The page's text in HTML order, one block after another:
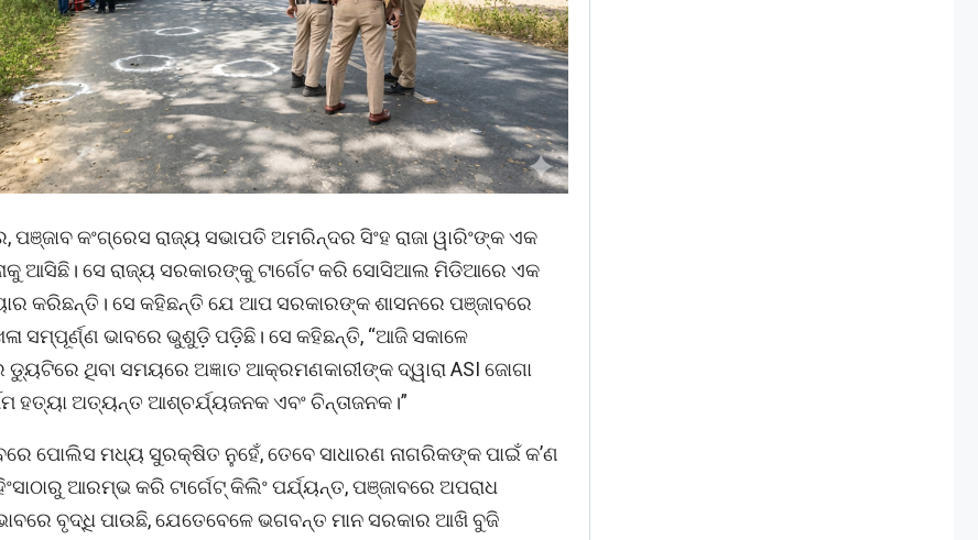
ପଞ୍ଜାବ କଂଗ୍ରେସ ରାଜ୍ୟ ସଭାପତି ଅମରିନ୍ଦର ସିଂହ ରାଜା ୱାରିଂଙ୍କ ଏକ
ଆସିଛି। ସେ ରାଜ୍ୟ ସରକାରଙ୍କୁ ଟାର୍ଗେଟ କରି ସୋସିଆଲ ମିଡିଆରେ ଏକ
କରିଛନ୍ତି। ସେ କହିଛନ୍ତି ଯେ ଆପ ସରକାରଙ୍କ ଶାସନରେ ପଞ୍ଜାବରେ
ସମ୍ପୂର୍ଣ୍ଣ ଭାବରେ ଭୁଶୁଡ଼ି ପଡ଼ିଛି। ସେ କହିଛନ୍ତି, “ଆଜି ସକାଳେ
ଥିବା ସମୟରେ ଅଜ୍ଞାତ ଆକ୍ରମଣକାରୀଙ୍କ ଦ୍ୱାରା ASI ଜୋଗା
ହତ୍ୟା ଅତ୍ୟନ୍ତ ଆଶ୍ଚର୍ଯ୍ୟଜନକ ଏବଂ ଚିନ୍ତାଜନକ।”
ପୋଲିସ ମଧ୍ୟ ସୁରକ୍ଷିତ ନୁହେଁ, ତେବେ ସାଧାରଣ ନାଗରିକଙ୍କ ପାଇଁ କ’ଣ
ଆରମ୍ଭ କରି ଟାର୍ଗେଟ୍ କିଲିଂ ପର୍ଯ୍ୟନ୍ତ, ପଞ୍ଜାବରେ ଅପରାଧ
ବୃଦ୍ଧି ପାଉଛି, ଯେତେବେଳେ ଭଗବନ୍ତ ମାନ ସରକାର ଆଖି ବୁଜି